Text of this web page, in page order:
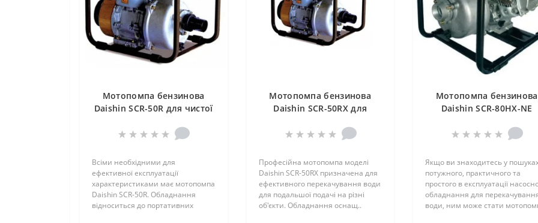
Мотопомпа бензинова
Daishin SCR-50R для чистої
Всіми необхідними для
ефективної експлуатації
характеристиками має мотопомпа
Daishin SCR-50R. Обладнання
відноситься до портативних
Мотопомпа бензинова
Daishin SCR-50RX для
Професійна мотопомпа моделі
Daishin SCR-50RX призначена для
ефективного перекачування води
для подальшої подачі на різні
об'єкти. Обладнання оснащ..
Мотопомпа бензинова
Daishin SCR-80HX-NE
Якщо ви знаходитесь у
потужного, практичного та
простого в експлуатації
обладнання для
води, ним може стати